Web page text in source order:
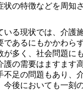
状の特徴などを周知
いる現状では、介護
であるにもかかわら
が多く、社会問題に
護の需要はますます
不足の問題もあり、
今後においても一刻